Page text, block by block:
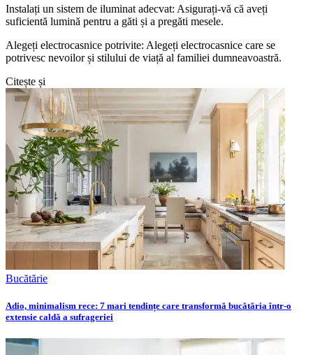
Instalați un sistem de iluminat adecvat: Asigurați-vă că aveți
suficientă lumină pentru a găti și a pregăti mesele.
Alegeți electrocasnice potrivite: Alegeți electrocasnice care se
potrivesc nevoilor și stilului de viață al familiei dumneavoastră.
Citește și
Bucătărie
Adio, minimalism rece: 7 mari tendințe care transformă bucătăria într-o
extensie caldă a sufrageriei